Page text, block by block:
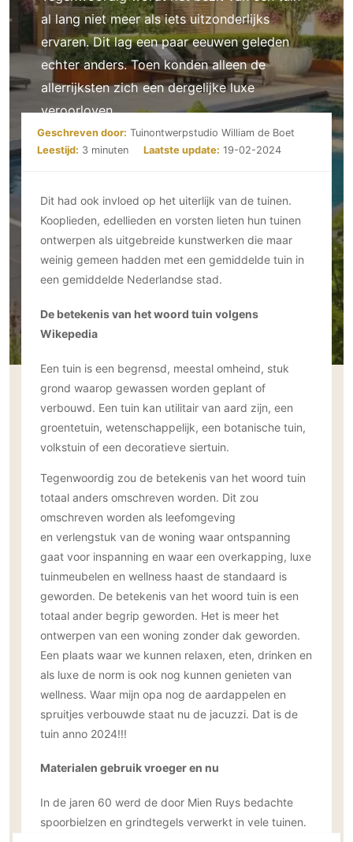
Woondecoratie
Inrichting
Roomdividers
Verlichting
Haarden
Glas
Interieurbouw
Trappen
Keukenapparatuur
Keukenbladen
Keukenaccessoires
Keukenkranen
Ramen en deuren
Binnendeuren
Aluminium deuren
Houten deuren
Stalen deuren
Systeemwanden
Deurbeslag
Meubelbeslag
Vloeren
Beton Ciré vloeren
PVC vloeren
Houten vloeren
Vloerkleden
Ramen
Buitendeuren
Deursystemen
Glazen wandsystemen
Vouwwanden
Zonwering
Zonwering
Buitenshutters
Overig
Gevel
Gevelbekleding
Houten gevelbekleding
Stucwerk
Schilderwerk buiten
Tuinmeubelen
Tuinverlichting
Omheining
Hekwerken en poorten
Zwemmen
Zwembad en zwemvijver
Tuin wellness
Vloer
Buitenvloeren
Houten buitenvloeren
Vlonders
Zonwering
Zonwering buiten
Kinderkamer
Serre/Veranda
Slaapkamer
Thuisbioscoop
Wellness
Werkkamer
Woonkamer
Buitenkijken
Bijgebouw / Poolhouse
Terrasoverkapping
Tuin
Villa
Zwembad
Zakelijk
Horeca
Kantoor
al lang niet meer als iets uitzonderlijks
ervaren. Dit lag een paar eeuwen geleden
echter anders. Toen konden alleen de
allerrijksten zich een dergelijke luxe
veroorloven.
Geschreven door: Tuinontwerpstudio William de Boet
Leestijd: 3 minuten Laatste update: 19-02-2024
Dit had ook invloed op het uiterlijk van de tuinen.
Kooplieden, edellieden en vorsten lieten hun tuinen
ontwerpen als uitgebreide kunstwerken die maar
weinig gemeen hadden met een gemiddelde tuin in
een gemiddelde Nederlandse stad.
De betekenis van het woord tuin volgens
Wikepedia
Een tuin is een begrensd, meestal omheind, stuk
grond waarop gewassen worden geplant of
verbouwd. Een tuin kan utilitair van aard zijn, een
groentetuin, wetenschappelijk, een botanische tuin,
volkstuin of een decoratieve siertuin.
Tegenwoordig zou de betekenis van het woord tuin
totaal anders omschreven worden. Dit zou
omschreven worden als leefomgeving
en verlengstuk van de woning waar ontspanning
gaat voor inspanning en waar een overkapping, luxe
tuinmeubelen en wellness haast de standaard is
geworden. De betekenis van het woord tuin is een
totaal ander begrip geworden. Het is meer het
ontwerpen van een woning zonder dak geworden.
Een plaats waar we kunnen relaxen, eten, drinken en
als luxe de norm is ook nog kunnen genieten van
wellness. Waar mijn opa nog de aardappelen en
spruitjes verbouwde staat nu de jacuzzi. Dat is de
tuin anno 2024!!!
Materialen gebruik vroeger en nu
In de jaren 60 werd de door Mien Ruys bedachte
spoorbielzen en grindtegels verwerkt in vele tuinen.